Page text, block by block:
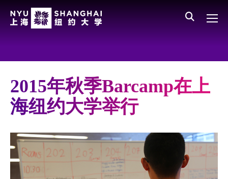
All NYU
学校领导
师资队伍
新闻与媒体报道
人物
2015年秋季Barcamp在上
海纽约大学举行